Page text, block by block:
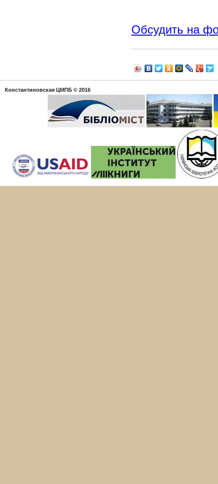
Обсудить на
Константиновская ЦМПБ © 2016